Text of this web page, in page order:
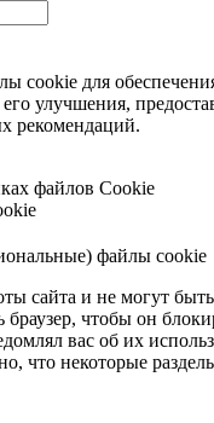
cookie для
его улучшения,
рекомендаций.
файлов Cookie
файлы cookie
сайта и не могут
чтобы он
вас об их
что некоторые